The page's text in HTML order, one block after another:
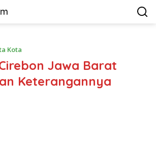
Kota
Jawa Barat
Keterangannya